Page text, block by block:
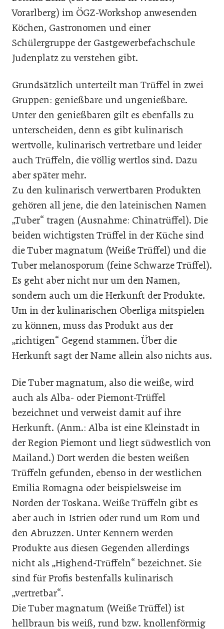
Vorarlberg) im ÖGZ-Workshop anwesenden
Köchen, Gastronomen und einer
Schülergruppe der Gastgewerbefachschule
Judenplatz zu verstehen gibt.
Grundsätzlich unterteilt man Trüffel in zwei
Gruppen: genießbare und ungenießbare.
Unter den genießbaren gilt es ebenfalls zu
unterscheiden, denn es gibt kulinarisch
wertvolle, kulinarisch vertretbare und leider
auch Trüffeln, die völlig wertlos sind. Dazu
aber später mehr.
Zu den kulinarisch verwertbaren Produkten
gehören all jene, die den lateinischen Namen
„Tuber“ tragen (Ausnahme: Chinatrüffel). Die
beiden wichtigsten Trüffel in der Küche sind
die Tuber magnatum (Weiße Trüffel) und die
Tuber melanosporum (feine Schwarze Trüffel).
Es geht aber nicht nur um den Namen,
sondern auch um die Herkunft der Produkte.
Um in der kulinarischen Oberliga mitspielen
zu können, muss das Produkt aus der
„richtigen“ Gegend stammen. Über die
Herkunft sagt der Name allein also nichts aus.
Die Tuber magnatum, also die weiße, wird
auch als Alba- oder Piemont-Trüffel
bezeichnet und verweist damit auf ihre
Herkunft. (Anm.: Alba ist eine Kleinstadt in
der Region Piemont und liegt südwestlich von
Mailand.) Dort werden die besten weißen
Trüffeln gefunden, ebenso in der westlichen
Emilia Romagna oder beispielsweise im
Norden der Toskana. Weiße Trüffeln gibt es
aber auch in Istrien oder rund um Rom und
den Abruzzen. Unter Kennern werden
Produkte aus diesen Gegenden allerdings
nicht als „Highend-Trüffeln“ bezeichnet. Sie
sind für Profis bestenfalls kulinarisch
„vertretbar“.
Die Tuber magnatum (Weiße Trüffel) ist
hellbraun bis weiß, rund bzw. knollenförmig